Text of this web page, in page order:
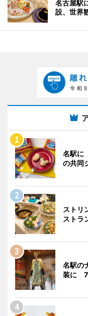
名古屋駅
設、世界
名駅に
の共同
ストリ
ストラ
名駅の
装に